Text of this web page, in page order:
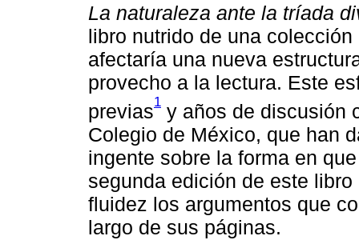
La naturaleza ante la tríada
libro nutrido de una
afectaría una nueva
provecho a la lectura. Este
previas1 y años de discusión
Colegio de México, que han
ingente sobre la forma en
segunda edición de este
fluidez los argumentos que
largo de sus páginas.